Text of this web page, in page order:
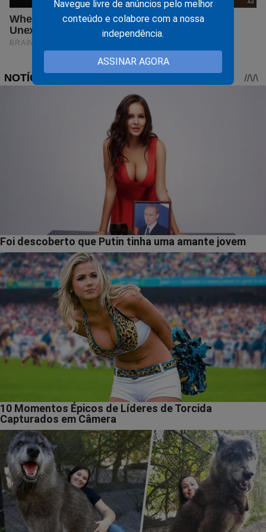
Navegue livre de anúncios pelo melhor
conteúdo e colabore com a nossa
independência.
ASSINAR AGORA